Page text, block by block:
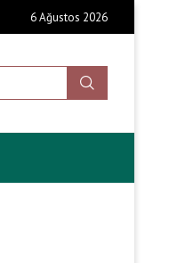
6 Ağustos 2026